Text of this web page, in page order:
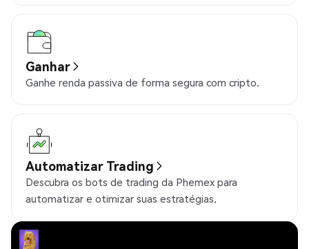
Ganhar
Ganhe renda passiva de forma segura com cripto.
Automatizar Trading
Descubra os bots de trading da Phemex para
automatizar e otimizar suas estratégias.